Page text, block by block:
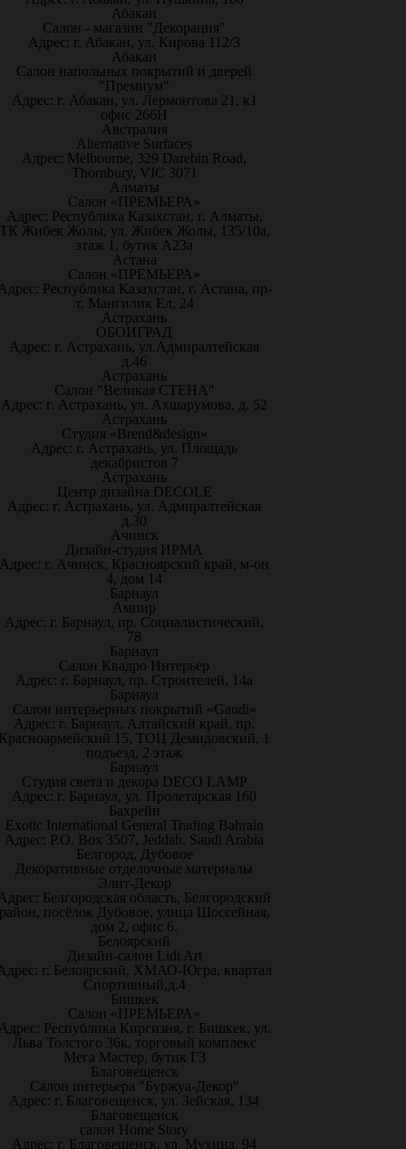
Абакан
Салон - магазин "Декорация"
Адрес: г. Абакан, ул. Кирова 112/3
Абакан
Салон напольных покрытий и дверей
"Премиум"
Адрес: г. Абакан, ул. Лермонтова 21, к1
офис 266Н
Австралия
Alternative Surfaces
Адрес: Melbourne, 329 Darebin Road,
Thornbury, VIC 3071
Алматы
Салон «ПРЕМЬЕРА»
Адрес: Республика Казахстан, г. Алматы,
Жибек Жолы, ул. Жибек Жолы, 135/10а,
этаж 1, бутик А23а
Астана
Салон «ПРЕМЬЕРА»
Республика Казахстан, г. Астана, пр-
т. Мангилик Ел, 24
Астрахань
ОБОИГРАД
Адрес: г. Астрахань, ул.Адмиралтейская
д.46
Астрахань
Салон "Великая СТЕНА"
Адрес: г. Астрахань, ул. Ахшарумова, д. 52
Астрахань
Студия «Brend&design»
Адрес: г. Астрахань, ул. Площадь
декабристов 7
Астрахань
Центр дизайна DECOLE
Адрес: г. Астрахань, ул. Адмиралтейская
д.30
Ачинск
Дизайн-студия ИРМА
Адрес: г. Ачинск, Красноярский край, м-он
4, дом 14
Барнаул
Ампир
Адрес: г. Барнаул, пр. Социалистический,
78
Барнаул
Салон Квадро Интерьер
Адрес: г. Барнаул, пр. Строителей, 14а
Барнаул
Салон интерьерных покрытий «Gaudi»
Адрес: г. Барнаул, Алтайский край, пр.
15, ТОЦ Демидовский, 1
подъезд, 2 этаж
Барнаул
Студия света и декора DECO LAMP
Адрес: г. Барнаул, ул. Пролетарская 160
Бахрейн
Exotic International General Trading Bahrain
Адрес: P.O. Box 3507, Jeddah, Saudi Arabia
Белгород, Дубовое
Декоративные отделочные материалы
Элит-Декор
Белгородская область, Белгородский
посёлок Дубовое, улица Шоссейная,
дом 2, офис 6.
Белоярский
Дизайн-салон Lidi Art
г. Белоярский, ХМАО-Югра, квартал
Спортивный,д.4
Бишкек
Салон «ПРЕМЬЕРА»
Республика Киргизия, г. Бишкек, ул.
Льва Толстого 36к, торговый комплекс
Мега Мастер, бутик Г3
Благовещенск
Салон интерьера "Буржуа-Декор"
Адрес: г. Благовещенск, ул. Зейская, 134
Благовещенск
салон Home Story
Адрес: г. Благовещенск, ул. Мухина, 94